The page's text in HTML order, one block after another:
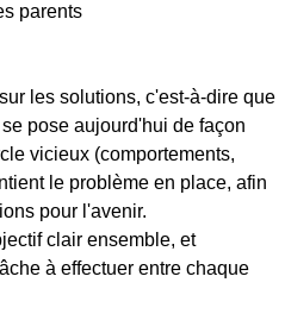
parents
les solutions, c'est-à-dire que
pose aujourd'hui de façon
vicieux (comportements,
le problème en place, afin
pour l'avenir.
clair ensemble, et
à effectuer entre chaque